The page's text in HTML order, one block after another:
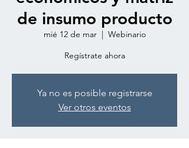
de insumo producto
mié 12 de mar
  |
Webinario
Regístrate ahora
Ya no es posible registrarse
Ver otros eventos